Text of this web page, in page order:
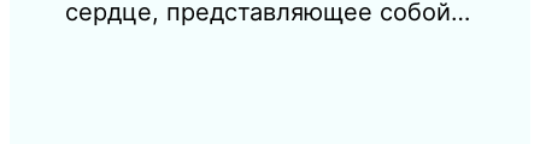
сердце, представляющее собой…